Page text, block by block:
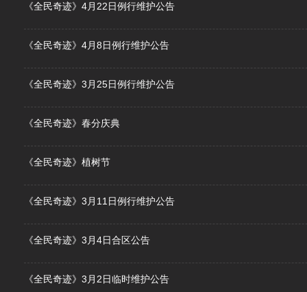
《全民奇迹》4月22日例行维护公告
《全民奇迹》4月8日例行维护公告
《全民奇迹》3月25日例行维护公告
《全民奇迹》春分庆典
《全民奇迹》植树节
《全民奇迹》3月11日例行维护公告
《全民奇迹》3月4日合区公告
《全民奇迹》3月2日临时维护公告